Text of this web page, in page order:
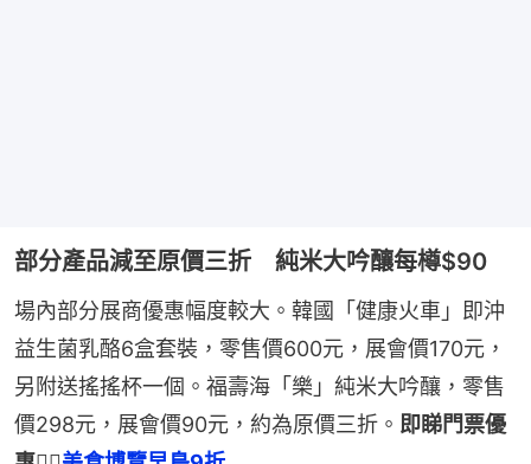
部分產品減至原價三折 純米大吟釀每樽$90
場內部分展商優惠幅度較大。韓國「健康火車」即沖
益生菌乳酪6盒套裝，零售價600元，展會價170元，
另附送搖搖杯一個。福壽海「樂」純米大吟釀，零售
價298元，展會價90元，約為原價三折。 即睇門票優